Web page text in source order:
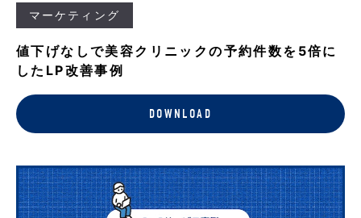
マーケティング
値下げなしで美容クリニックの予約件数を5倍に
したLP改善事例
DOWNLOAD